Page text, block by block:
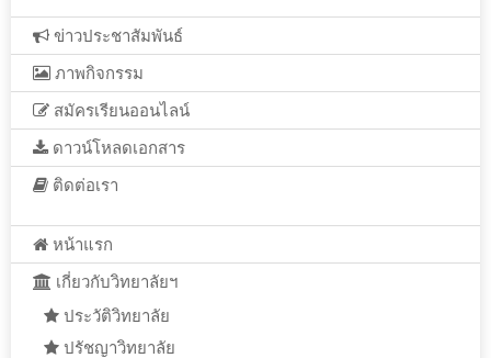
ข่าวประชาสัมพันธ์
ภาพกิจกรรม
สมัครเรียนออนไลน์
ดาวน์โหลดเอกสาร
ติดต่อเรา
หน้าแรก
เกี่ยวกับวิทยาลัยฯ
ประวัติวิทยาลัย
ปรัชญาวิทยาลัย